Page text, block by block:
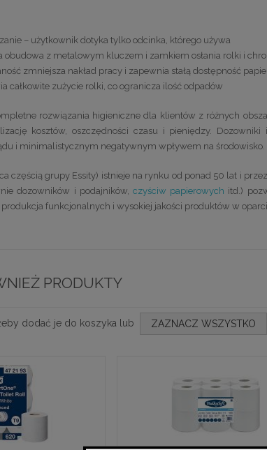
– użytkownik dotyka tylko odcinka, którego używa
obudowa z metalowym kluczem i zamkiem osłania rolki i
zmniejsza nakład pracy i zapewnia stałą dostępność
całkowite zużycie rolki, co ogranicza ilość odpadów
rozwiązania higieniczne dla klientów z różnych
kosztów, oszczędności czasu i pieniędzy.
i minimalistycznym negatywnym wpływem na środowisko.
częścią grupy Essity) istnieje na rynku od ponad 50 lat i
dozowników i podajników,czyściw papierowych itd.)
funkcjonalnych i wysokiej jakości produktów w
PRODUKTY
dodać je do koszyka lub ZAZNACZ WSZYSTKO